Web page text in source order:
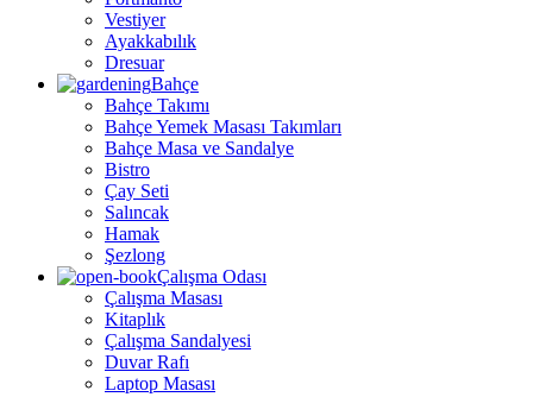
Vestiyer
Ayakkabılık
Dresuar
Bahçe
Bahçe Takımı
Bahçe Yemek Masası Takımları
Bahçe Masa ve Sandalye
Bistro
Çay Seti
Salıncak
Hamak
Şezlong
Çalışma Odası
Çalışma Masası
Kitaplık
Çalışma Sandalyesi
Duvar Rafı
Laptop Masası